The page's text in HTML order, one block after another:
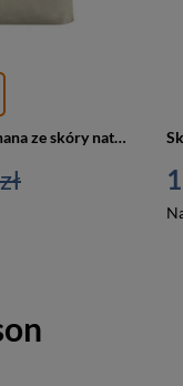
Miejska torba damska wykonana ze skóry naturalnej i włókna poliamidowego w beżowo-czarnym kolorze - Peterson